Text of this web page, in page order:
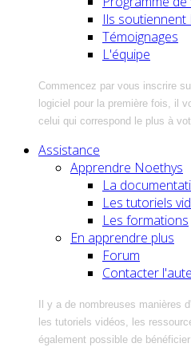
Ils soutiennent
Témoignages
L'équipe
Commencez par vous inscrire
logiciel pour la première fois, il
celui qui correspond le plus à
Assistance
Apprendre Noethys
La
Les tutoriels
Les formations
En apprendre plus
Forum
Contacter
Il y a de nombreuses manières
les tutoriels vidéos, les
également possible de